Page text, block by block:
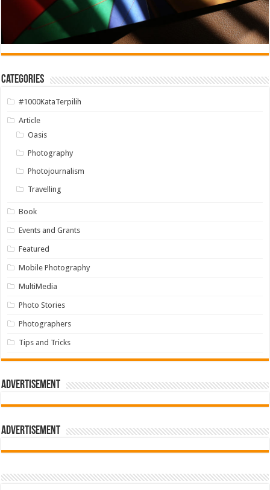
Categories
#1000KataTerpilih
Article
Oasis
Photography
Photojournalism
Travelling
Book
Events and Grants
Featured
Mobile Photography
MultiMedia
Photo Stories
Photographers
Tips and Tricks
Advertisement
Advertisement